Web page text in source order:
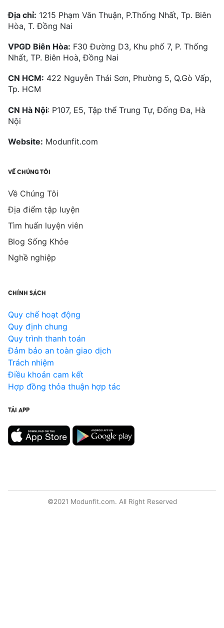
Địa chỉ: 1215 Phạm Văn Thuận, P.Thống Nhất, Tp. Biên
Hòa, T. Đồng Nai
VPGD Biên Hòa: F30 Đường D3, Khu phố 7, P. Thống
Nhất, TP. Biên Hoà, Đồng Nai
CN HCM: 422 Nguyễn Thái Sơn, Phường 5, Q.Gò Vấp,
Tp. HCM
CN Hà Nội: P107, E5, Tập thể Trung Tự, Đống Đa, Hà
Nội
Website: Modunfit.com
VỀ CHÚNG TÔI
Về Chúng Tôi
Địa điểm tập luyện
Tìm huấn luyện viên
Blog Sống Khỏe
Nghề nghiệp
CHÍNH SÁCH
Quy chế hoạt động
Quy định chung
Quy trình thanh toán
Đảm bảo an toàn giao dịch
Trách nhiệm
Điều khoản cam kết
Hợp đồng thỏa thuận hợp tác
TẢI APP
©2021 Modunfit.com. All Right Reserved